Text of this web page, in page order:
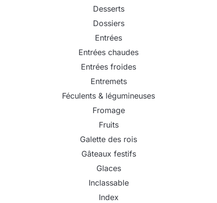
Desserts
Dossiers
Entrées
Entrées chaudes
Entrées froides
Entremets
Féculents & légumineuses
Fromage
Fruits
Galette des rois
Gâteaux festifs
Glaces
Inclassable
Index